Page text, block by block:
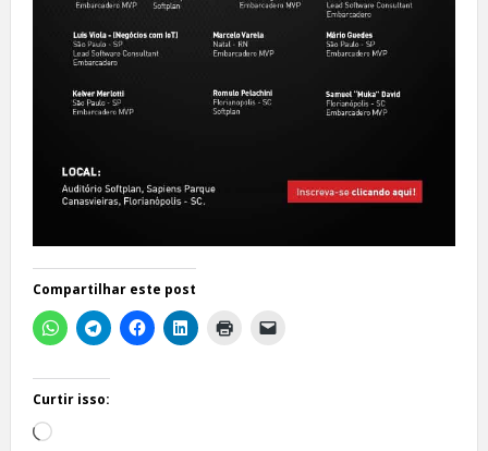
Compartilhar este post
Curtir isso:
Carregando...